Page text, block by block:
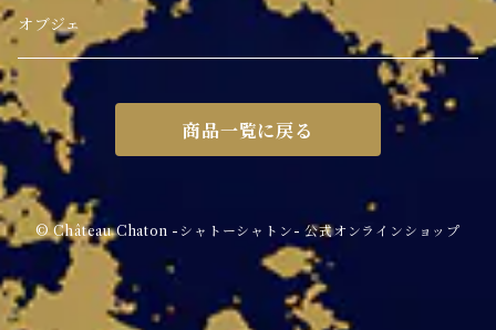
オブジェ
商品一覧に戻る
© Château Chaton -シャトーシャトン- 公式オンラインショップ